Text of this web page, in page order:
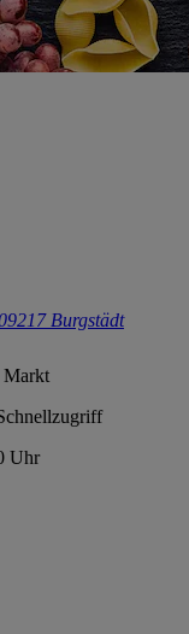
Burgstädt
Uhr